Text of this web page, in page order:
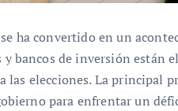
ha convertido en un
bancos de inversión están
las elecciones. La principal
para enfrentar un